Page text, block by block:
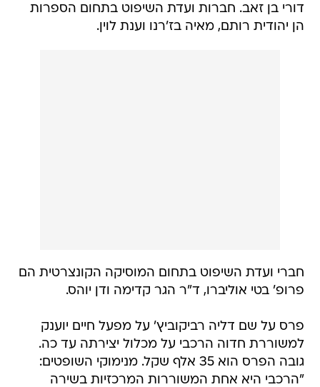
דורי בן זאב. חברות ועדת השיפוט בתחום הספרות
הן יהודית רותם, מאיה בז'רנו וענת לוין.
חברי ועדת השיפוט בתחום המוסיקה הקונצרטית הם
פרופ' בטי אוליברו, ד"ר הגר קדימה ודן יוהס.
פרס על שם דליה רביקוביץ' על מפעל חיים יוענק
למשוררת חדוה הרכבי על מכלול יצירתה עד כה.
גובה הפרס הוא 35 אלף שקל. מנימוקי השופטים:
"הרכבי היא אחת המשוררות המרכזיות בשירה